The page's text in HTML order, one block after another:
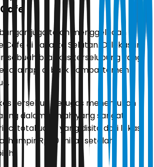
juga telah menggeledah
Cafe di Jakarta Selatan. Di lokasi ini,
sebuah brankas terselubung yang
rapi di balik kompartemen
tersebut, petugas menemukan
dalam jumlah yang sangat
total uang yang disita dari lokasi
hampir Rp60 miliar setelah